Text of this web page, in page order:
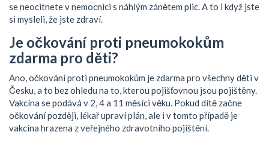
se neocitnete v nemocnici s náhlým zánětem plic. A to i když jste
si mysleli, že jste zdraví.
Je očkování proti pneumokokům
zdarma pro děti?
Ano, očkování proti pneumokokům je zdarma pro všechny děti v
Česku, a to bez ohledu na to, kterou pojišťovnou jsou pojištěny.
Vakcína se podává v 2, 4 a 11 měsíci věku. Pokud dítě začne
očkování později, lékař upraví plán, ale i v tomto případě je
vakcína hrazena z veřejného zdravotního pojištění.